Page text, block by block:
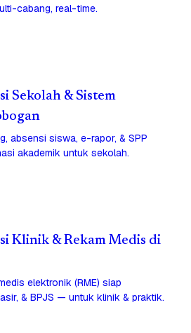
cabang, real-time.
Sekolah & Sistem
absensi siswa, e-rapor, & SPP
akademik untuk sekolah.
Klinik & Rekam Medis di
elektronik (RME) siap
& BPJS — untuk klinik & praktik.